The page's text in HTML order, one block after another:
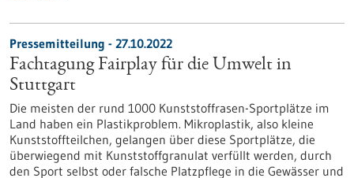
Pressemitteilung - 27.10.2022
Fachtagung Fairplay für die Umwelt in
Stuttgart
Die meisten der rund 1000 Kunststoffrasen-Sportplätze im
Land haben ein Plas­tikproblem. Mikroplastik, also kleine
Kunststoffteilchen, gelangen über diese Sportplätze, die
überwiegend mit Kunststoffgranulat verfüllt werden, durch
den Sport selbst oder falsche Platzpflege in die Gewässer und